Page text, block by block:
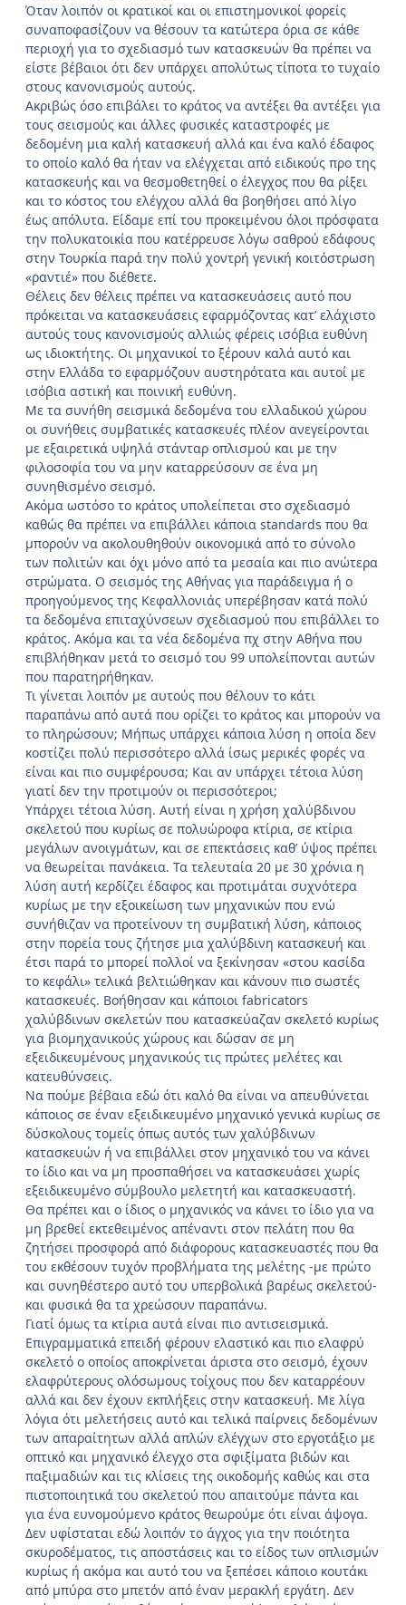
Όταν λοιπόν οι κρατικοί και οι επιστημονικοί φορείς
συναποφασίζουν να θέσουν τα κατώτερα όρια σε κάθε
περιοχή για το σχεδιασμό των κατασκευών θα πρέπει να
είστε βέβαιοι ότι δεν υπάρχει απολύτως τίποτα το τυχαίο
στους κανονισμούς αυτούς.
Ακριβώς όσο επιβάλει το κράτος να αντέξει θα αντέξει για
τους σεισμούς και άλλες φυσικές καταστροφές με
δεδομένη μια καλή κατασκευή αλλά και ένα καλό έδαφος
το οποίο καλό θα ήταν να ελέγχεται από ειδικούς προ της
κατασκευής και να θεσμοθετηθεί ο έλεγχος που θα ρίξει
και το κόστος του ελέγχου αλλά θα βοηθήσει από λίγο
έως απόλυτα. Είδαμε επί του προκειμένου όλοι πρόσφατα
την πολυκατοικία που κατέρρευσε λόγω σαθρού εδάφους
στην Τουρκία παρά την πολύ χοντρή γενική κοιτόστρωση
«ραντιέ» που διέθετε.
Θέλεις δεν θέλεις πρέπει να κατασκευάσεις αυτό που
πρόκειται να κατασκευάσεις εφαρμόζοντας κατ’ ελάχιστο
αυτούς τους κανονισμούς αλλιώς φέρεις ισόβια ευθύνη
ως ιδιοκτήτης. Οι μηχανικοί το ξέρουν καλά αυτό και
στην Ελλάδα το εφαρμόζουν αυστηρότατα και αυτοί με
ισόβια αστική και ποινική ευθύνη.
Με τα συνήθη σεισμικά δεδομένα του ελλαδικού χώρου
οι συνήθεις συμβατικές κατασκευές πλέον ανεγείρονται
με εξαιρετικά υψηλά στάνταρ οπλισμού και με την
φιλοσοφία του να μην καταρρεύσουν σε ένα μη
συνηθισμένο σεισμό.
Ακόμα ωστόσο το κράτος υπολείπεται στο σχεδιασμό
καθώς θα πρέπει να επιβάλλει κάποια standards που θα
μπορούν να ακολουθηθούν οικονομικά από το σύνολο
των πολιτών και όχι μόνο από τα μεσαία και πιο ανώτερα
στρώματα. Ο σεισμός της Αθήνας για παράδειγμα ή ο
προηγούμενος της Κεφαλλονιάς υπερέβησαν κατά πολύ
τα δεδομένα επιταχύνσεων σχεδιασμού που επιβάλλει το
κράτος. Ακόμα και τα νέα δεδομένα πχ στην Αθήνα που
επιβλήθηκαν μετά το σεισμό του 99 υπολείπονται αυτών
που παρατηρήθηκαν.
Τι γίνεται λοιπόν με αυτούς που θέλουν το κάτι
παραπάνω από αυτά που ορίζει το κράτος και μπορούν να
το πληρώσουν; Μήπως υπάρχει κάποια λύση η οποία δεν
κοστίζει πολύ περισσότερο αλλά ίσως μερικές φορές να
είναι και πιο συμφέρουσα; Και αν υπάρχει τέτοια λύση
γιατί δεν την προτιμούν οι περισσότεροι;
Υπάρχει τέτοια λύση. Αυτή είναι η χρήση χαλύβδινου
σκελετού που κυρίως σε πολυώροφα κτίρια, σε κτίρια
μεγάλων ανοιγμάτων, και σε επεκτάσεις καθ’ ύψος πρέπει
να θεωρείται πανάκεια. Τα τελευταία 20 με 30 χρόνια η
λύση αυτή κερδίζει έδαφος και προτιμάται συχνότερα
κυρίως με την εξοικείωση των μηχανικών που ενώ
συνήθιζαν να προτείνουν τη συμβατική λύση, κάποιος
στην πορεία τους ζήτησε μια χαλύβδινη κατασκευή και
έτσι παρά το μπορεί πολλοί να ξεκίνησαν «στου κασίδα
το κεφάλι» τελικά βελτιώθηκαν και κάνουν πιο σωστές
κατασκευές. Βοήθησαν και κάποιοι fabricators
χαλύβδινων σκελετών που κατασκεύαζαν σκελετό κυρίως
για βιομηχανικούς χώρους και δώσαν σε μη
εξειδικευμένους μηχανικούς τις πρώτες μελέτες και
κατευθύνσεις.
Να πούμε βέβαια εδώ ότι καλό θα είναι να απευθύνεται
κάποιος σε έναν εξειδικευμένο μηχανικό γενικά κυρίως σε
δύσκολους τομείς όπως αυτός των χαλύβδινων
κατασκευών ή να επιβάλλει στον μηχανικό του να κάνει
το ίδιο και να μη προσπαθήσει να κατασκευάσει χωρίς
εξειδικευμένο σύμβουλο μελετητή και κατασκευαστή.
Θα πρέπει και ο ίδιος ο μηχανικός να κάνει το ίδιο για να
μη βρεθεί εκτεθειμένος απέναντι στον πελάτη που θα
ζητήσει προσφορά από διάφορους κατασκευαστές που θα
του εκθέσουν τυχόν προβλήματα της μελέτης -με πρώτο
και συνηθέστερο αυτό του υπερβολικά βαρέως σκελετού-
και φυσικά θα τα χρεώσουν παραπάνω.
Γιατί όμως τα κτίρια αυτά είναι πιο αντισεισμικά.
Επιγραμματικά επειδή φέρουν ελαστικό και πιο ελαφρύ
σκελετό ο οποίος αποκρίνεται άριστα στο σεισμό, έχουν
ελαφρύτερους ολόσωμους τοίχους που δεν καταρρέουν
αλλά και δεν έχουν εκπλήξεις στην κατασκευή. Με λίγα
λόγια ότι μελετήσεις αυτό και τελικά παίρνεις δεδομένων
των απαραίτητων αλλά απλών ελέγχων στο εργοτάξιο με
οπτικό και μηχανικό έλεγχο στα σφιξίματα βιδών και
παξιμαδιών και τις κλίσεις της οικοδομής καθώς και στα
πιστοποιητικά του σκελετού που απαιτούμε πάντα και
για ένα ευνομούμενο κράτος θεωρούμε ότι είναι άψογα.
Δεν υφίσταται εδώ λοιπόν το άγχος για την ποιότητα
σκυροδέματος, τις αποστάσεις και το είδος των οπλισμών
κυρίως ή ακόμα και αυτό του να ξεπέσει κάποιο κουτάκι
από μπύρα στο μπετόν από έναν μερακλή εργάτη. Δεν